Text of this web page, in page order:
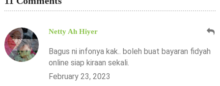
Netty Ah Hiyer
Bagus ni infonya kak.. boleh buat bayaran fidyah
online siap kiraan sekali.
February 23, 2023